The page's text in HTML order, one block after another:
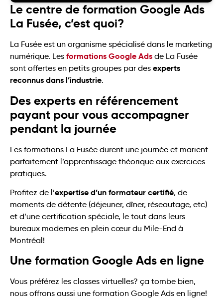
Le centre de formation Google Ads
La Fusée, c’est quoi?
La Fusée est un organisme spécialisé dans le marketing
numérique. Les formations Google Ads de La Fusée
sont offertes en petits groupes par des experts
reconnus dans l’industrie.
Des experts en référencement
payant pour vous accompagner
pendant la journée
Les formations La Fusée durent une journée et marient
parfaitement l’apprentissage théorique aux exercices
pratiques.
Profitez de l’expertise d’un formateur certifié, de
moments de détente (déjeuner, dîner, réseautage, etc)
et d’une certification spéciale, le tout dans leurs
bureaux modernes en plein cœur du Mile-End à
Montréal!
Une formation Google Ads en ligne
Vous préférez les classes virtuelles? ça tombe bien,
nous offrons aussi une formation Google Ads en ligne!